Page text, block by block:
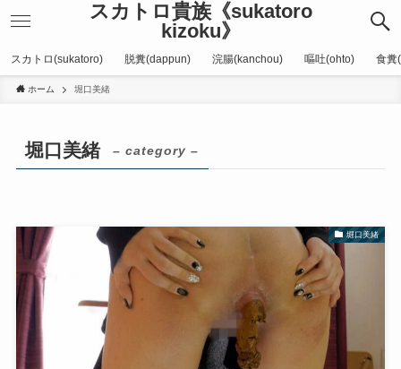
スカトロ貴族《sukatoro
kizoku》
スカトロ(sukatoro) 脱糞(dappun) 浣腸(kanchou) 嘔吐(ohto) 食糞
ホーム 堀口美緒
堀口美緒 – category –
堀口美緒